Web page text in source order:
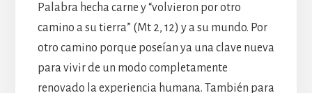
Palabra hecha carne y “volvieron por otro
camino a su tierra” (Mt 2, 12) y a su mundo. Por
otro camino porque poseían ya una clave nueva
para vivir de un modo completamente
renovado la experiencia humana. También para